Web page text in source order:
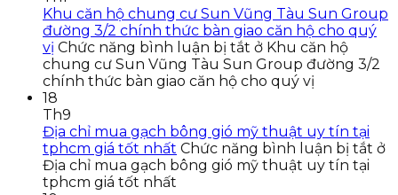
Khu căn hộ chung cư Sun Vũng Tàu Sun Group
đường 3/2 chính thức bàn giao căn hộ cho quý
vị Chức năng bình luận bị tắt ở Khu căn hộ
chung cư Sun Vũng Tàu Sun Group đường 3/2
chính thức bàn giao căn hộ cho quý vị
18
Th9
Địa chỉ mua gạch bông gió mỹ thuật uy tín tại
tphcm giá tốt nhất Chức năng bình luận bị tắt ở
Địa chỉ mua gạch bông gió mỹ thuật uy tín tại
tphcm giá tốt nhất